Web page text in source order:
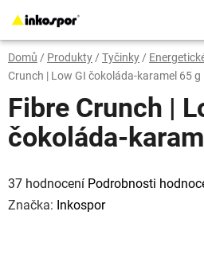
na
obsah
Domů / Produkty/ Tyčinky/
Crunch | Low GI čokoláda-karamel 65 g
Fibre Crunch |
čokoláda-
hodnocení
produktu
je
5,0
37 hodnocení Podrobnosti
Značka: Inkospor